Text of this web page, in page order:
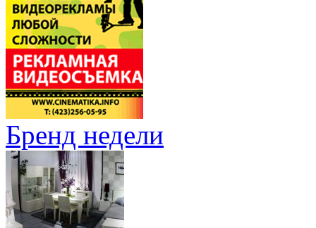
Бренд недели